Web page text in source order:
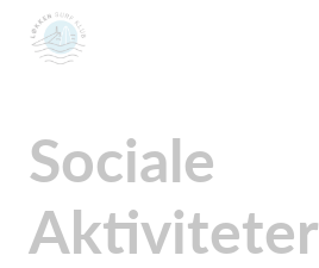
Sociale
Aktiviteter